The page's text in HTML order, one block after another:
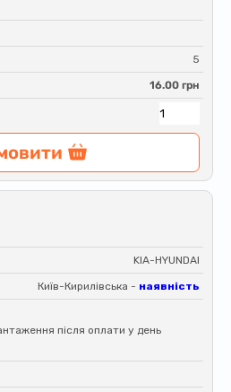
5
16.00 грн
KIA-HYUNDAI
Київ-Кирилівська - наявність
після оплати у день